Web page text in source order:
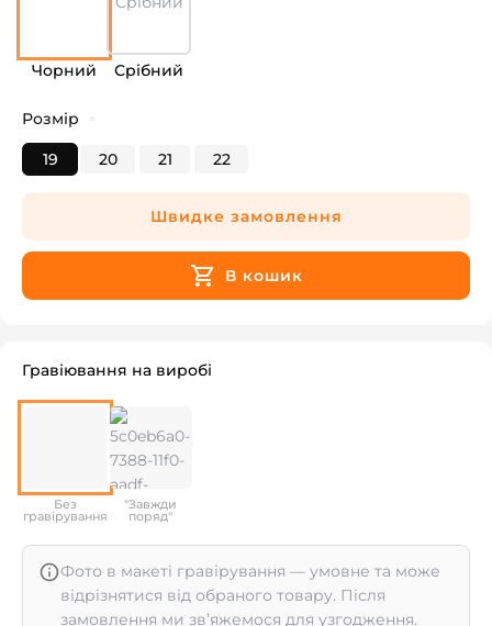
Чорний Срібний
Розмір
19 20 21 22
Швидке замовлення
В кошик
Гравіювання на виробі
Без
гравірування
"Завжди
поряд"
Фото в макеті гравірування — умовне та може
відрізнятися від обраного товару. Після
замовлення ми зв’яжемося для узгодження.